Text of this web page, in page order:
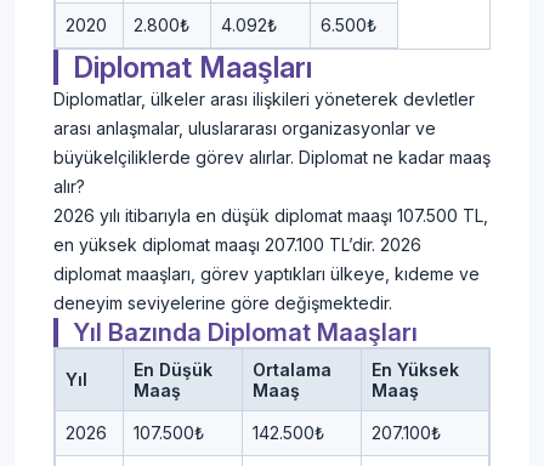
2020 2.800₺ 4.092₺ 6.500₺
Diplomat Maaşları
Diplomatlar, ülkeler arası ilişkileri yöneterek devletler
arası anlaşmalar, uluslararası organizasyonlar ve
büyükelçiliklerde görev alırlar. Diplomat ne kadar maaş
alır?
2026 yılı itibarıyla en düşük diplomat maaşı 107.500 TL,
en yüksek diplomat maaşı 207.100 TL’dir. 2026
diplomat maaşları, görev yaptıkları ülkeye, kıdeme ve
deneyim seviyelerine göre değişmektedir.
Yıl Bazında Diplomat Maaşları
Yıl
En Düşük
Maaş
Ortalama
Maaş
En Yüksek
Maaş
2026 107.500₺ 142.500₺ 207.100₺